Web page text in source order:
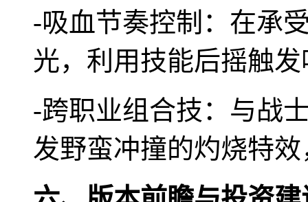
-吸血节奏控制：在承
光，利用技能后摇触
-跨职业组合技：与战
发野蛮冲撞的灼烧特